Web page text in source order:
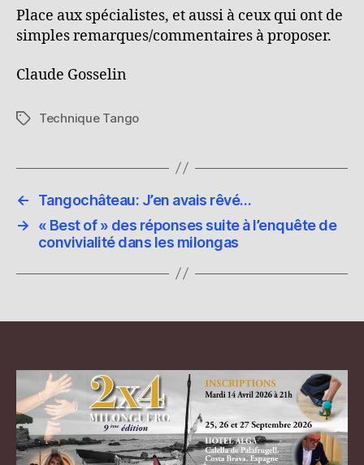
Place aux spécialistes, et aussi à ceux qui ont de
simples remarques/commentaires à proposer.
Claude Gosselin
Étiquettes
Technique Tango
←
Tangochâteau: J’en avais rêvé…
→
« Best of » des réponses suite à l’enquête de
convivialité dans les milongas